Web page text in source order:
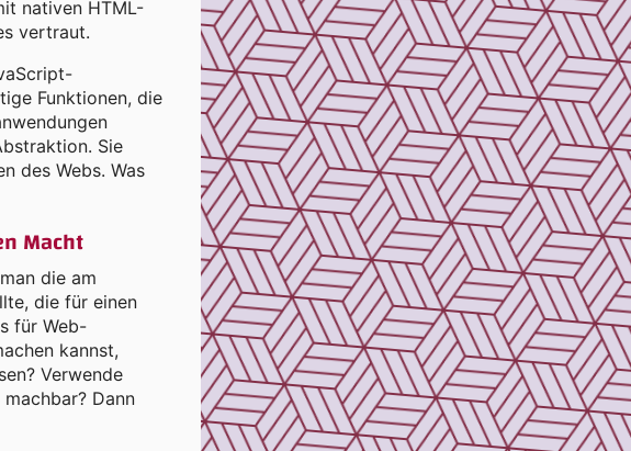
nativen HTML-
vertraut.
Funktionen, die
Sie
des Webs. Was
Macht
die am
die für einen
für Web-
kannst,
Verwende
Dann